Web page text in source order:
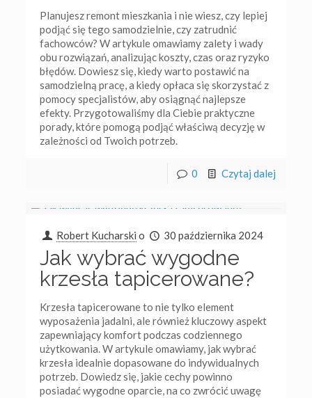
Planujesz remont mieszkania i nie wiesz, czy lepiej
podjąć się tego samodzielnie, czy zatrudnić
fachowców? W artykule omawiamy zalety i wady
obu rozwiązań, analizując koszty, czas oraz ryzyko
błędów. Dowiesz się, kiedy warto postawić na
samodzielną pracę, a kiedy opłaca się skorzystać z
pomocy specjalistów, aby osiągnąć najlepsze
efekty. Przygotowaliśmy dla Ciebie praktyczne
porady, które pomogą podjąć właściwą decyzję w
zależności od Twoich potrzeb.
0 Czytaj dalej
Robert Kucharski o 30 października 2024
Jak wybrać wygodne
krzesła tapicerowane?
Krzesła tapicerowane to nie tylko element
wyposażenia jadalni, ale również kluczowy aspekt
zapewniający komfort podczas codziennego
użytkowania. W artykule omawiamy, jak wybrać
krzesła idealnie dopasowane do indywidualnych
potrzeb. Dowiedz się, jakie cechy powinno
posiadać wygodne oparcie, na co zwrócić uwagę